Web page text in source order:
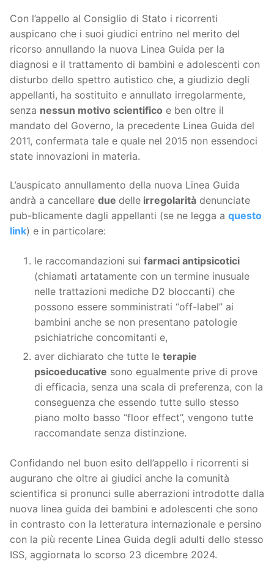
Con l’appello al Consiglio di Stato i ricorrenti
auspicano che i suoi giudici entrino nel merito del
ricorso annullando la nuova Linea Guida per la
diagnosi e il trattamento di bambini e adolescenti con
disturbo dello spettro autistico che, a giudizio degli
appellanti, ha sostituito e annullato irregolarmente,
senza nessun motivo scientifico e ben oltre il
mandato del Governo, la precedente Linea Guida del
2011, confermata tale e quale nel 2015 non essendoci
state innovazioni in materia.
L’auspicato annullamento della nuova Linea Guida
andrà a cancellare due delle irregolarità denunciate
pub-blicamente dagli appellanti (se ne legga a questo
link) e in particolare:
le raccomandazioni sui farmaci antipsicotici
(chiamati artatamente con un termine inusuale
nelle trattazioni mediche D2 bloccanti) che
possono essere somministrati “off-label” ai
bambini anche se non presentano patologie
psichiatriche concomitanti e,
aver dichiarato che tutte le terapie
psicoeducative sono egualmente prive di prove
di efficacia, senza una scala di preferenza, con la
conseguenza che essendo tutte sullo stesso
piano molto basso “floor effect”, vengono tutte
raccomandate senza distinzione.
Confidando nel buon esito dell’appello i ricorrenti si
augurano che oltre ai giudici anche la comunità
scientifica si pronunci sulle aberrazioni introdotte dalla
nuova linea guida dei bambini e adolescenti che sono
in contrasto con la letteratura internazionale e persino
con la più recente Linea Guida degli adulti dello stesso
ISS, aggiornata lo scorso 23 dicembre 2024.